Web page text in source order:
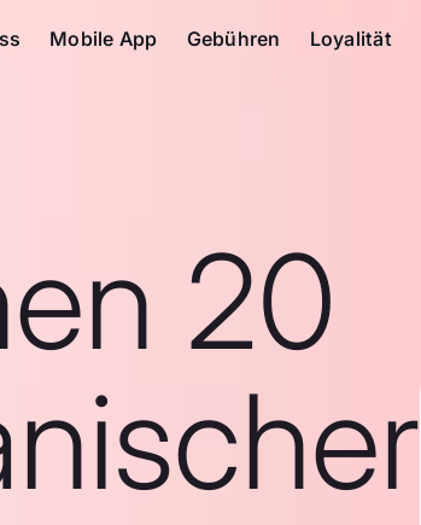
Mobile App Gebühren Loyalität
20